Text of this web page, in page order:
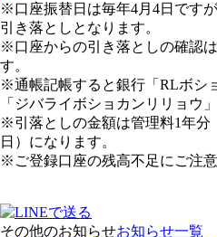
※口座振替日は毎年4月4日です
引き落としとなります。
※口座からの引き落としの確認
す。
※通帳記帳すると銀行「RLボシ
「ジバライボショカンリリョウ
※引落としの金額は管理料1年分
日）になります。
※ご登録口座の残高不足にご注意
その他のお知らせお知らせ一覧